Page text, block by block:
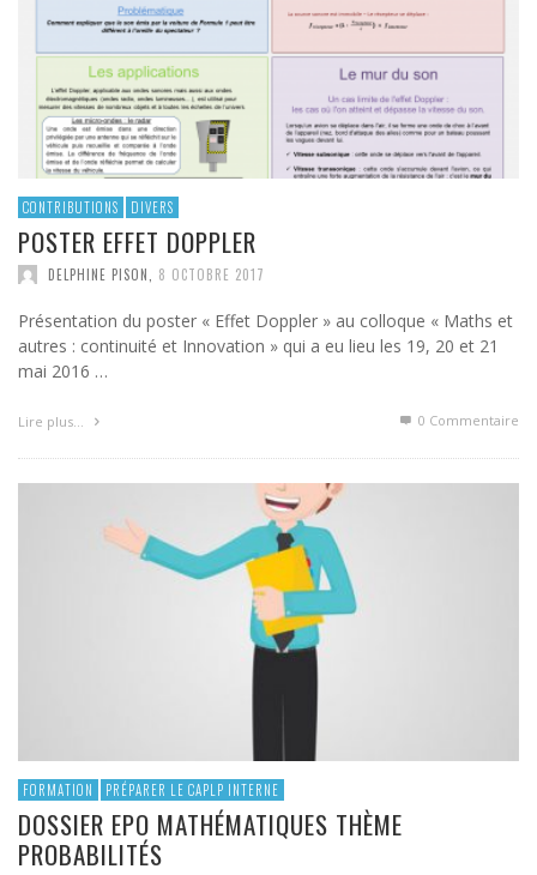
CONTRIBUTIONS DIVERS
POSTER EFFET DOPPLER
DELPHINE PISON 8 OCTOBRE 2017
Présentation du poster « Effet Doppler » au colloque « Maths et
autres : continuité et Innovation » qui a eu lieu les 19, 20 et 21
mai 2016 …
Lire plus… 0 Commentaire
FORMATION PRÉPARER LE CAPLP INTERNE
DOSSIER EPO MATHÉMATIQUES THÈME
PROBABILITÉS